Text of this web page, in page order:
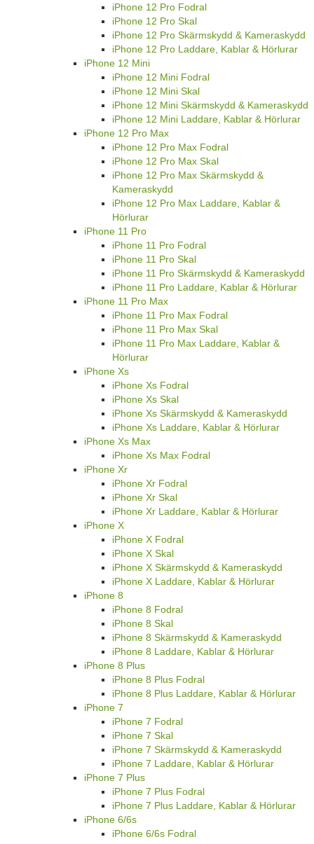
iPhone 12 Pro Fodral
iPhone 12 Pro Skal
iPhone 12 Pro Skärmskydd & Kameraskydd
iPhone 12 Pro Laddare, Kablar & Hörlurar
iPhone 12 Mini
iPhone 12 Mini Fodral
iPhone 12 Mini Skal
iPhone 12 Mini Skärmskydd & Kameraskydd
iPhone 12 Mini Laddare, Kablar & Hörlurar
iPhone 12 Pro Max
iPhone 12 Pro Max Fodral
iPhone 12 Pro Max Skal
iPhone 12 Pro Max Skärmskydd &
Kameraskydd
iPhone 12 Pro Max Laddare, Kablar &
Hörlurar
iPhone 11 Pro
iPhone 11 Pro Fodral
iPhone 11 Pro Skal
iPhone 11 Pro Skärmskydd & Kameraskydd
iPhone 11 Pro Laddare, Kablar & Hörlurar
iPhone 11 Pro Max
iPhone 11 Pro Max Fodral
iPhone 11 Pro Max Skal
iPhone 11 Pro Max Laddare, Kablar &
Hörlurar
iPhone Xs
iPhone Xs Fodral
iPhone Xs Skal
iPhone Xs Skärmskydd & Kameraskydd
iPhone Xs Laddare, Kablar & Hörlurar
iPhone Xs Max
iPhone Xs Max Fodral
iPhone Xr
iPhone Xr Fodral
iPhone Xr Skal
iPhone Xr Laddare, Kablar & Hörlurar
iPhone X
iPhone X Fodral
iPhone X Skal
iPhone X Skärmskydd & Kameraskydd
iPhone X Laddare, Kablar & Hörlurar
iPhone 8
iPhone 8 Fodral
iPhone 8 Skal
iPhone 8 Skärmskydd & Kameraskydd
iPhone 8 Laddare, Kablar & Hörlurar
iPhone 8 Plus
iPhone 8 Plus Fodral
iPhone 8 Plus Laddare, Kablar & Hörlurar
iPhone 7
iPhone 7 Fodral
iPhone 7 Skal
iPhone 7 Skärmskydd & Kameraskydd
iPhone 7 Laddare, Kablar & Hörlurar
iPhone 7 Plus
iPhone 7 Plus Fodral
iPhone 7 Plus Laddare, Kablar & Hörlurar
iPhone 6/6s
iPhone 6/6s Fodral